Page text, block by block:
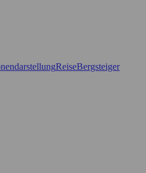
ReiseBergsteiger